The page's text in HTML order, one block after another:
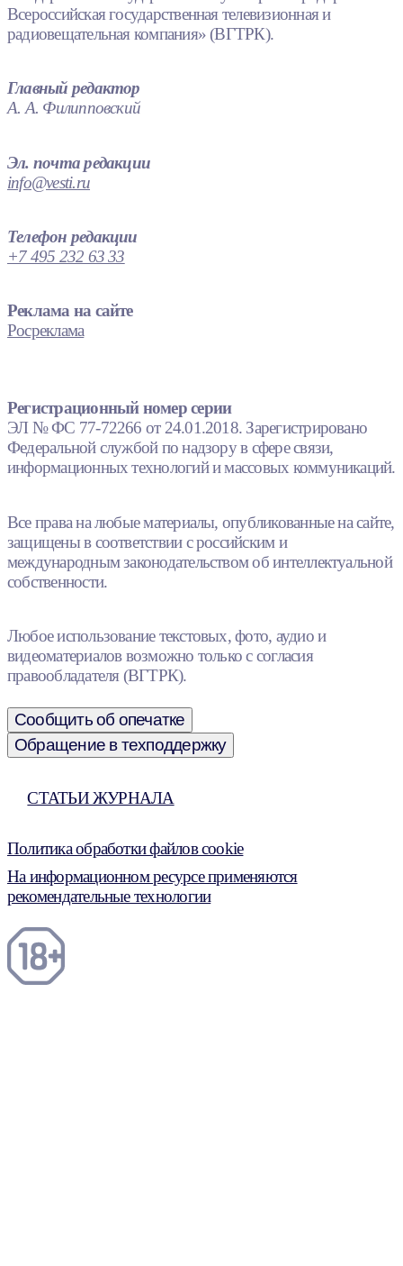
Всероссийская государственная телевизионная и
радиовещательная компания» (ВГТРК).
Главный редактор
А. А. Филипповский
Эл. почта редакции
info@vesti.ru
Телефон редакции
+7 495 232 63 33
Реклама на сайте
Росреклама
Регистрационный номер серии
ЭЛ № ФС 77-72266 от 24.01.2018. Зарегистрировано
Федеральной службой по надзору в сфере связи,
информационных технологий и массовых коммуникаций.
Все права на любые материалы, опубликованные на сайте,
защищены в соответствии с российским и
международным законодательством об интеллектуальной
собственности.
Любое использование текстовых, фото, аудио и
видеоматериалов возможно только с согласия
правообладателя (ВГТРК).
Сообщить об опечатке
Обращение в техподдержку
СТАТЬИ ЖУРНАЛА
Политика обработки файлов cookie
На информационном ресурсе применяются
рекомендательные технологии